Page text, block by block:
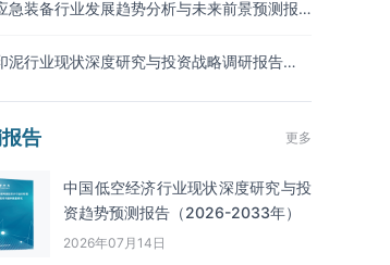
急装备行业发展趋势分析与未来前景预测报
泥行业现状深度研究与投资战略调研报告
告 更多
中国低空经济行业现状深度研究与投
资趋势预测报告（2026-2033年）
2026年07月14日